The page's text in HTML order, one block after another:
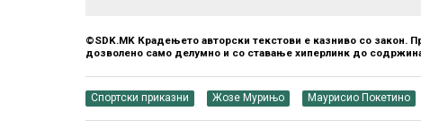
©SDK.MK Крадењето авторски текстови е казниво со закон.
дозволено само делумно и со ставање хиперлинк до
Спортски приказни Жозе Мурињо Маурисио Покетино